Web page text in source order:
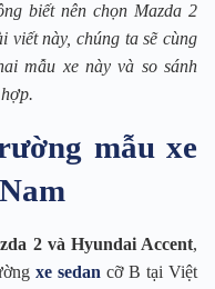
biết nên chọn Mazda 2
viết này, chúng ta sẽ cùng
mẫu xe này và so sánh
mẫu xe
2 và Hyundai Accent,
xe sedan cỡ B tại Việt